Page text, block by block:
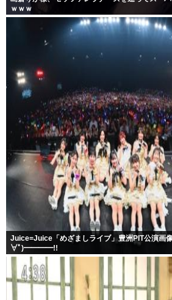
ｗｗｗ
Juice=Juice「めざましライブ」豊洲PIT公演
∀ﾟ)━━━━!!